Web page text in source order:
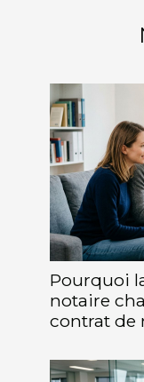
Pourquoi
notaire
contrat de